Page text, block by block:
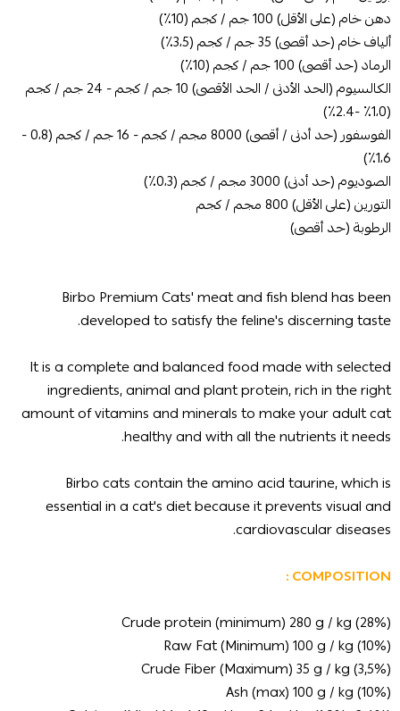
دهن خام (على الأقل) 100 جم / كجم (10٪)
ألياف خام (حد أقصى) 35 جم / كجم (3،5٪)
الرماد (حد أقصى) 100 جم / كجم (10٪)
الكالسيوم (الحد الأدنى / الحد الأقصى) 10 جم / كجم - 24 جم / كجم
(1،0٪ -2.4٪)
الفوسفور (حد أدنى / أقصى) 8000 مجم / كجم - 16 جم / كجم (0،8 -
1،6٪)
الصوديوم (حد أدنى) 3000 مجم / كجم (0،3٪)
التورين (على الأقل) 800 مجم / كجم
الرطوبة (حد أقصى)
Birbo Premium Cats' meat and fish blend has been
developed to satisfy the feline's discerning taste.
It is a complete and balanced food made with selected
ingredients, animal and plant protein, rich in the right
amount of vitamins and minerals to make your adult cat
healthy and with all the nutrients it needs.
Birbo cats contain the amino acid taurine, which is
essential in a cat's diet because it prevents visual and
cardiovascular diseases.
COMPOSITION :
Crude protein (minimum) 280 g / kg (28%)
Raw Fat (Minimum) 100 g / kg (10%)
Crude Fiber (Maximum) 35 g / kg (3,5%)
Ash (max) 100 g / kg (10%)